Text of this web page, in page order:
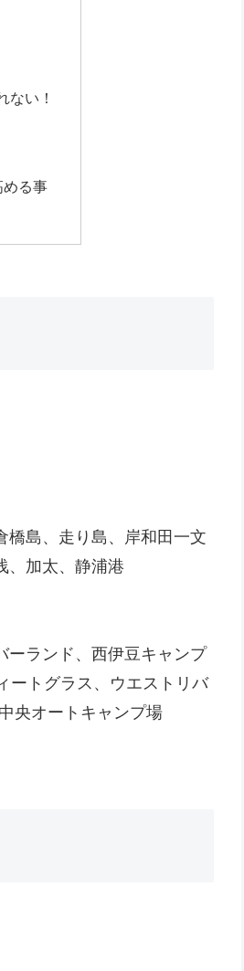
ない！
める事
橋島、走り島、岸和田一文
、加太、静浦港
ーランド、西伊豆キャンプ
ートグラス、ウエストリバ
央オートキャンプ場